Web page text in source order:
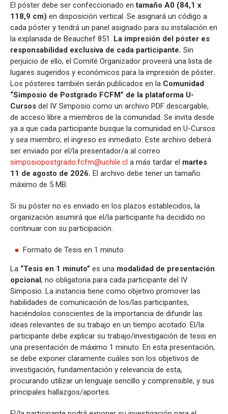
El póster debe ser confeccionado entamaño A0 (84,1 x
118,9 cm) en disposición vertical. Se asignará un código a
cada póster y tendrá un panel asignado para su instalación en
la explanada de Beauchef 851. La impresión del póster es
responsabilidad exclusiva de cada participante. Sin
perjuicio de ello, el Comité Organizador proveerá una lista de
lugares sugeridos y económicos para la impresión de póster.
Los pósteres también serán publicados en la Comunidad
“Simposio de Postgrado FCFM” de la plataforma U-
Cursos del IV Simposio como un archivo PDF descargable,
de acceso libre a miembros de la comunidad. Se invita desde
ya a que cada participante busque la comunidad en U-Cursos
y sea miembro; el ingreso es inmediato. Este archivo deberá
ser enviado por el/la presentador/a al correo
simposiopostgrado.fcfm@uchile.cl a más tardar el martes
11 de agosto de 2026. El archivo debe tener un tamaño
máximo de 5 MB.
Si su póster no es enviado en los plazos establecidos, la
organización asumirá que el/la participante ha decidido no
continuar con su participación.
Formato de Tesis en 1 minuto
La “Tesis en 1 minuto” es una modalidad de presentación
opcional, no obligatoria para cada participante del IV
Simposio. La instancia tiene como objetivo promover las
habilidades de comunicación de los/las participantes,
haciéndolos conscientes de la importancia de difundir las
ideas relevantes de su trabajo en un tiempo acotado. El/la
participante debe explicar su trabajo/investigación de tesis en
una presentación de máximo 1 minuto. En esta presentación,
se debe exponer claramente cuáles son los objetivos de
investigación, fundamentación y relevancia de esta,
procurando utilizar un lenguaje sencillo y comprensible, y sus
principales hallazgos/aportes.